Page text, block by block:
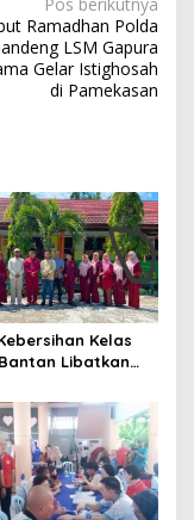
Ramadhan Polda
LSM Gapura
Gelar Istighosah
di Pamekasan
Kelas
Libatkan
Juri